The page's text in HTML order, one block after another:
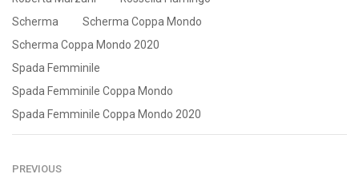
Scherma
Scherma Coppa Mondo
Scherma Coppa Mondo 2020
Spada Femminile
Spada Femminile Coppa Mondo
Spada Femminile Coppa Mondo 2020
PREVIOUS